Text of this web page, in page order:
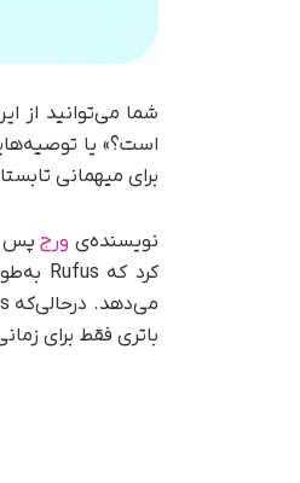
شما می‌توانید از
است؟» یا
برای میهمانی
نویسنده‌ی ورج
باتری فقط برای